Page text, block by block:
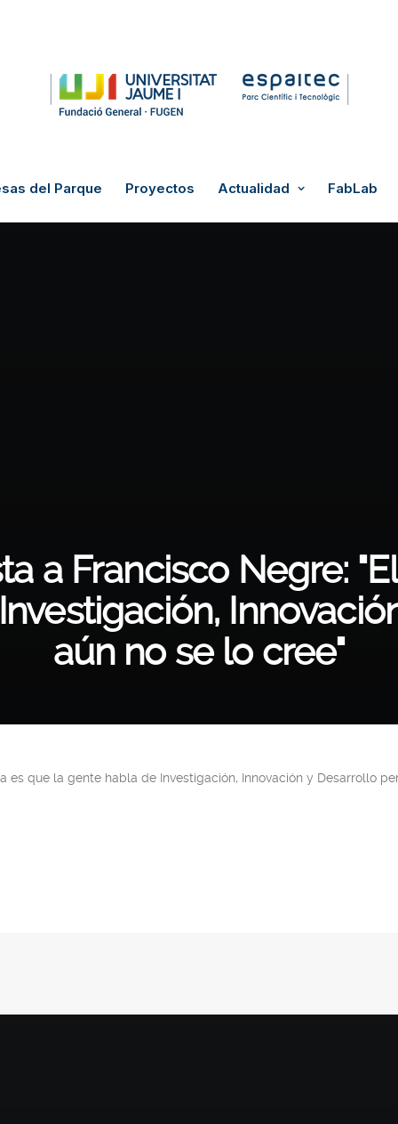
del Parque Proyectos Actualidad FabLab
a Francisco Negre:
aún no se lo cree"
es que la gente habla de Investigación, Innovación y Desarrollo